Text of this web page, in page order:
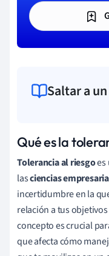
Saltar a
Qué es la
Tolerancia al riesgoes
lasciencias
incertidumbre en la
relación a tus
concepto es crucial
que afecta cómo